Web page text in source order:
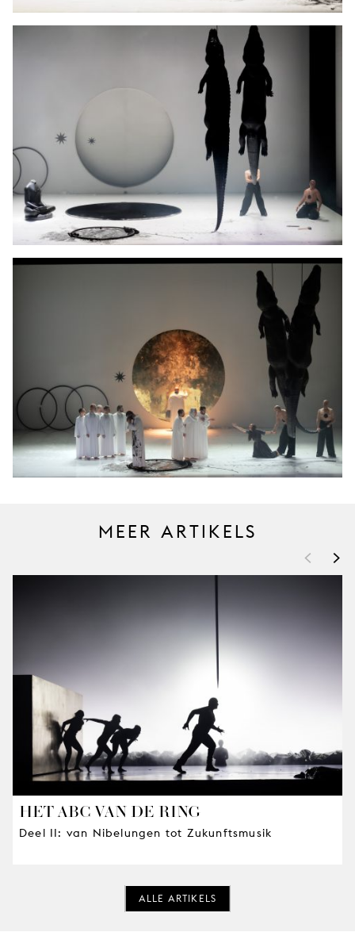
MEER ARTIKELS
< >
HET ABC VAN DE RING
Deel II: van Nibelungen tot Zukunftsmusik
ALLE ARTIKELS